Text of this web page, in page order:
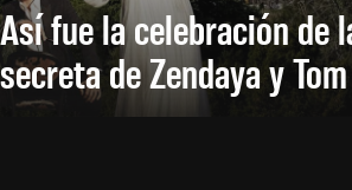
Así fue la celebración de
secreta de Zendaya y